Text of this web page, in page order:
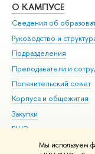
Мы используем
О КАМПУСЕ
Сведения об
Руководство и
Подразделения
Преподаватели и
Попечительский совет
Корпуса и общежития
Закупки
ВШЭ для студентов с
здоровья и